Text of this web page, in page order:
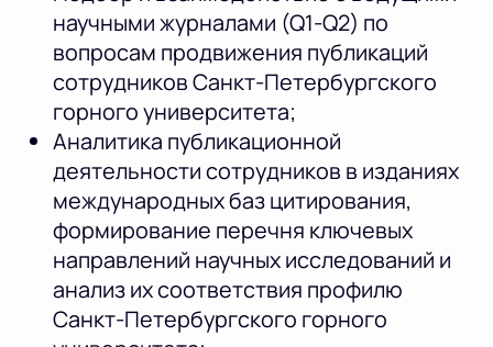
научными журналами (Q1-Q2) по
вопросам продвижения публикаций
сотрудников Санкт-Петербургского
горного университета;
Аналитика публикационной
деятельности сотрудников в изданиях
международных баз цитирования,
формирование перечня ключевых
направлений научных исследований и
анализ их соответствия профилю
Санкт-Петербургского горного